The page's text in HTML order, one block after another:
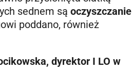
sednem są oczyszczanie
poddano, również
dyrektor I LO w